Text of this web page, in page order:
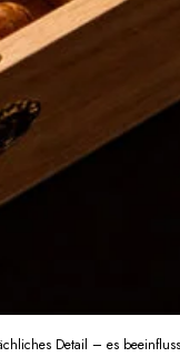
Detail – es